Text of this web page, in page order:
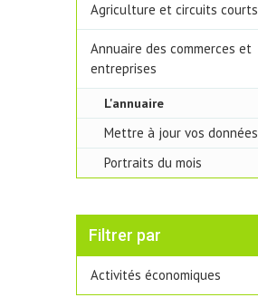
Agriculture et circuits courts
Annuaire des commerces et
entreprises
L'annuaire
Mettre à jour vos données
Portraits du mois
Filtrer par
Activités économiques